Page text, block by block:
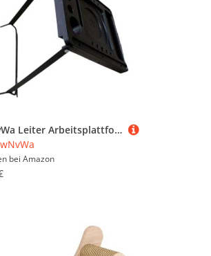
unsere Abteilung mit sämtlichen
FewNvWa. Mit Hilfe der Filter
Seite können Sie auch gezielt
Marken ansehen und in
sowie nach
suchen. Lassen Sie sich
wünschen Ihnen viel Spaß dabei!
FewNvWa Leiter Arbeitsplattformsystem, Rutschfest, Langlebig, Strapazierfähig, Verlängerungsleiter Werkzeug
bei Amazon